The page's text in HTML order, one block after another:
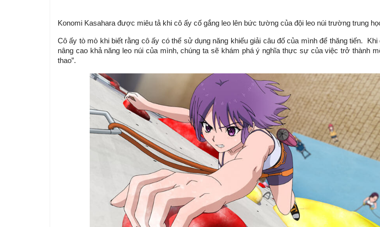
Konomi Kasahara được miêu tả khi cô ấy cố gắng leo lên bức tường của đội leo núi trường trung
Cô ấy tò mò khi biết rằng cô ấy có thể sử dụng năng khiếu giải câu đố của mình để thăng tiến.
nâng cao khả năng leo núi của mình, chúng ta sẽ khám phá ý nghĩa thực sự của việc trở thành
thao”.